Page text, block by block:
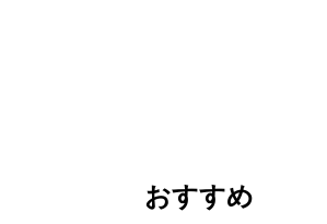
おすすめ